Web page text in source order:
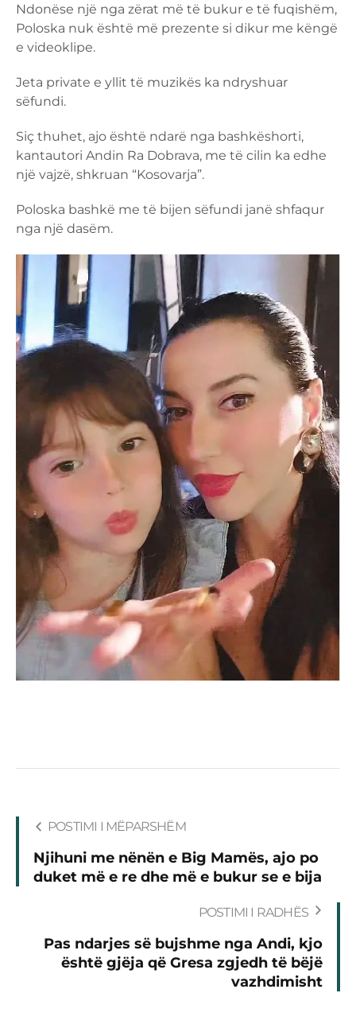
Ndonëse një nga zërat më të bukur e të fuqishëm,
Poloska nuk është më prezente si dikur me këngë
e videoklipe.
Jeta private e yllit të muzikës ka ndryshuar
sëfundi.
Siç thuhet, ajo është ndarë nga bashkëshorti,
kantautori Andin Ra Dobrava, me të cilin ka edhe
një vajzë, shkruan “Kosovarja”.
Poloska bashkë me të bijen sëfundi janë shfaqur
nga një dasëm.
POSTIMI I MËPARSHËM
Njihuni me nënën e Big Mamës, ajo po
duket më e re dhe më e bukur se e bija
POSTIMI I RADHËS
Pas ndarjes së bujshme nga Andi, kjo
është gjëja që Gresa zgjedh të bëjë
vazhdimisht